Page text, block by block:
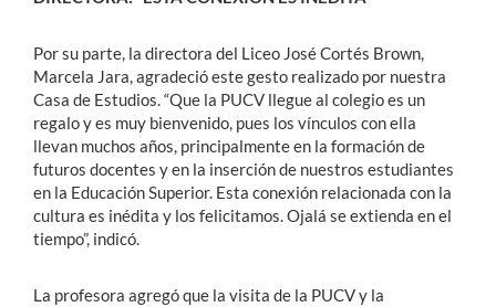
Por su parte, la directora del Liceo José Cortés Brown,
Marcela Jara, agradeció este gesto realizado por nuestra
Casa de Estudios. “Que la PUCV llegue al colegio es un
regalo y es muy bienvenido, pues los vínculos con ella
llevan muchos años, principalmente en la formación de
futuros docentes y en la inserción de nuestros estudiantes
en la Educación Superior. Esta conexión relacionada con la
cultura es inédita y los felicitamos. Ojalá se extienda en el
tiempo”, indicó.
La profesora agregó que la visita de la PUCV y la